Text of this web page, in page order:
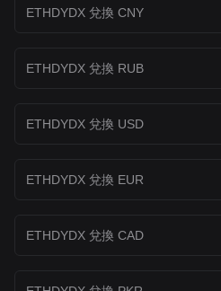
ETHDYDX 兌換 CNY
ETHDYDX 兌換 RUB
ETHDYDX 兌換 USD
ETHDYDX 兌換 EUR
ETHDYDX 兌換 CAD